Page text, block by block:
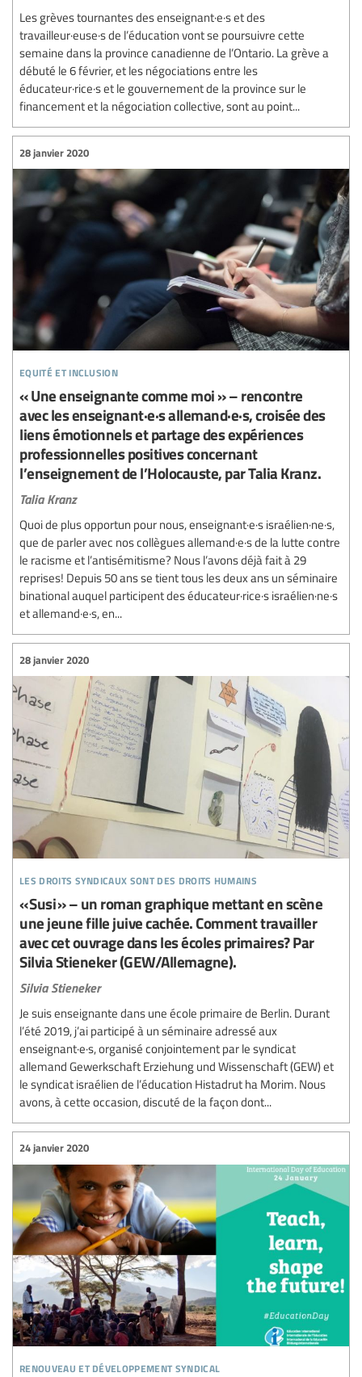
Les grèves tournantes des enseignant·e·s et des
travailleur·euse·s de l’éducation vont se poursuivre cette
semaine dans la province canadienne de l’Ontario. La grève a
débuté le 6 février, et les négociations entre les
éducateur·rice·s et le gouvernement de la province sur le
financement et la négociation collective, sont au point...
equité et inclusion
28 janvier 2020
« Une enseignante comme moi » – rencontre
avec les enseignant·e·s allemand·e·s, croisée des
liens émotionnels et partage des expériences
professionnelles positives concernant
l’enseignement de l’Holocauste, par Talia Kranz.
Talia Kranz
Quoi de plus opportun pour nous, enseignant·e·s israélien·ne·s,
que de parler avec nos collègues allemand·e·s de la lutte contre
le racisme et l’antisémitisme? Nous l’avons déjà fait à 29
reprises! Depuis 50 ans se tient tous les deux ans un séminaire
binational auquel participent des éducateur·rice·s israélien·ne·s
et allemand·e·s, en...
les droits syndicaux sont des droits humains
28 janvier 2020
« Susi » – un roman graphique mettant en scène
une jeune fille juive cachée. Comment travailler
avec cet ouvrage dans les écoles primaires? Par
Silvia Stieneker (GEW/Allemagne).
Silvia Stieneker
Je suis enseignante dans une école primaire de Berlin. Durant
l’été 2019, j’ai participé à un séminaire adressé aux
enseignant·e·s, organisé conjointement par le syndicat
allemand Gewerkschaft Erziehung und Wissenschaft (GEW) et
le syndicat israélien de l’éducation Histadrut ha Morim. Nous
avons, à cette occasion, discuté de la façon dont...
renouveau et développement syndical
24 janvier 2020